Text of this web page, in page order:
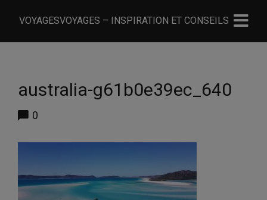
VOYAGESVOYAGES – INSPIRATION ET CONSEILS
australia-g61b0e39ec_640
0